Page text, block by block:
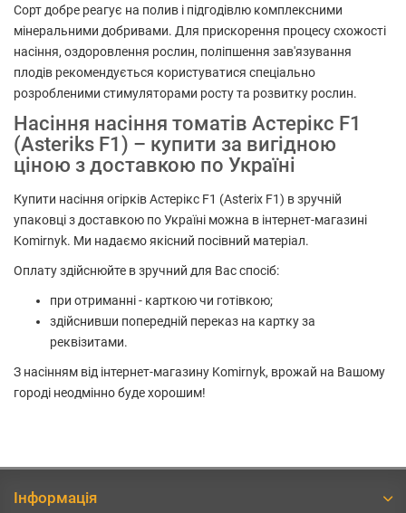
Сорт добре реагує на полив і підгодівлю комплексними
мінеральними добривами. Для прискорення процесу схожості
насіння, оздоровлення рослин, поліпшення зав'язування
плодів рекомендується користуватися спеціально
розробленими стимуляторами росту та розвитку рослин.
Насіння насіння томатів Астерікс F1
(Asteriks F1) – купити за вигідною
ціною з доставкою по Україні
Купити насіння огірків Астерікс F1 (Asterix F1) в зручній
упаковці з доставкою по Україні можна в інтернет-магазині
Komirnyk. Ми надаємо якісний посівний матеріал.
Оплату здійснюйте в зручний для Вас спосіб:
при отриманні - карткою чи готівкою;
здійснивши попередній переказ на картку за
реквізитами.
З насінням від інтернет-магазину Komirnyk, врожай на Вашому
городі неодмінно буде хорошим!
Інформація